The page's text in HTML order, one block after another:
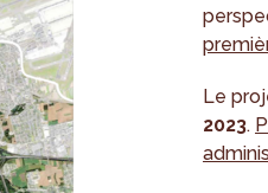
Le
2023.